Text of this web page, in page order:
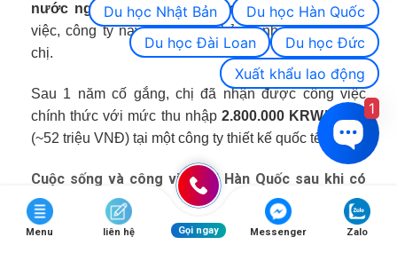
nước ngoài có trụ sở tại Seoul, sau 4 tháng làm
việc, công ty này quyết định bảo lãnh visa E-7 cho
chị.
Sau 1 năm cố gắng, chị đã nhận được công việc
chính thức với mức thu nhập 2.800.000 KRW/tháng
(~52 triệu VNĐ) tại một công ty thiết kế quốc tế.
Cuộc sống và công việc tại Hàn Quốc sau khi có
visa lao động
Một khi đã cóvisa lao động , cơ hội sự nghiệp và
Menu liên hệ Gọi ngay Messenger Zalo
Du học Nhật Bản
Du học Hàn Quốc
Du học Đài Loan
Du học Đức
Xuất khẩu lao động
1